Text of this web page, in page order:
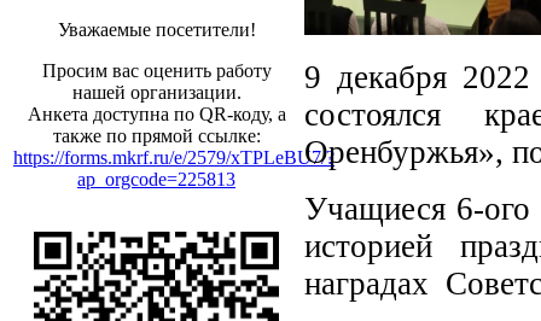
Уважаемые посетители!
Просим вас оценить работу
нашей организации.
Анкета доступна по QR-коду, а
также по прямой ссылке:
https://forms.mkrf.ru/e/2579/xTPLeBU7/?
ap_orgcode=225813
9 декабря
состоялся
Оренбуржья»,
Учащиеся 6-
историей
наградах